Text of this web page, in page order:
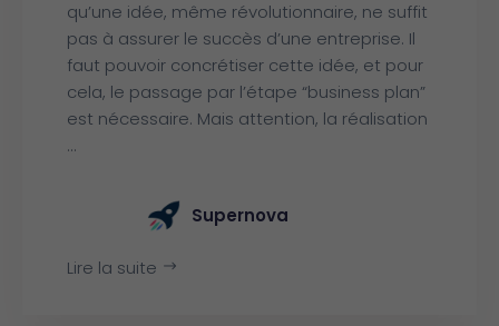
qu’une idée, même révolutionnaire, ne suffit
pas à assurer le succès d’une entreprise. Il
faut pouvoir concrétiser cette idée, et pour
cela, le passage par l’étape “business plan”
est nécessaire. Mais attention, la réalisation
...
Supernova
Lire la suite